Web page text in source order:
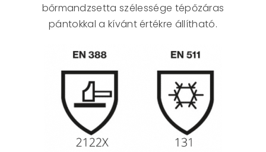
bőrmandzsetta szélessége tépőzáras
pántokkal a kívánt értékre állítható.